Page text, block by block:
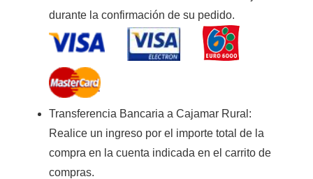
durante la confirmación de su pedido.
Transferencia Bancaria a Cajamar Rura l:
Realice un ingreso por el importe total de la
compra en la cuenta indicada en el carrito de
compras.